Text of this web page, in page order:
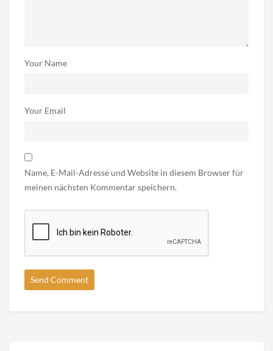
Your Name
Your Email
Name, E-Mail-Adresse und Website in diesem Browser für
meinen nächsten Kommentar speichern.